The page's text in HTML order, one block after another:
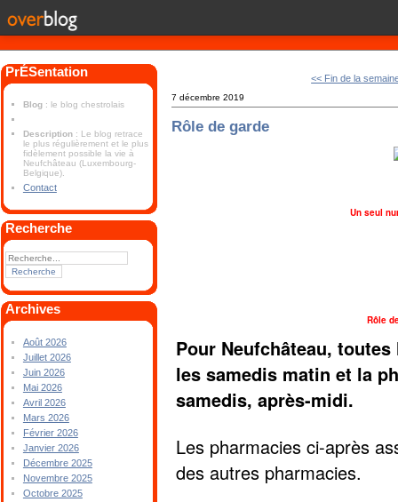
PrÉSentation
Blog : le blog chestrolais
Description : Le blog retrace
le plus régulièrement et le plus
fidèlement possible la vie à
Neufchâteau (Luxembourg-
Belgique).
Contact
Recherche
Archives
Août 2026
Juillet 2026
Juin 2026
Mai 2026
Avril 2026
Mars 2026
Février 2026
Janvier 2026
Décembre 2025
Novembre 2025
Octobre 2025
<< Fin de la
7 décembre 2019
Rôle de garde
Un seul
Rôle
Pour Neufchâteau,
les samedis matin et la
samedis, après-midi.
Les pharmacies ci-après
des autres pharmacies.